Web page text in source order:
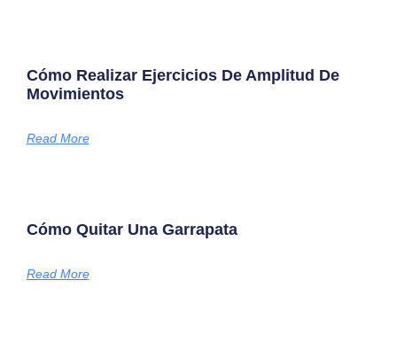
Cómo Realizar Ejercicios De Amplitud De
Movimientos
Read More
Cómo Quitar Una Garrapata
Read More